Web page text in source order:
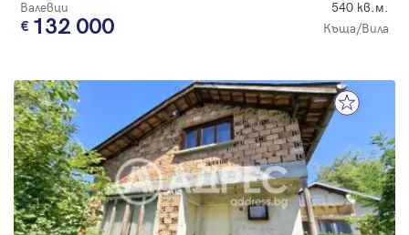
Валевци 540 кв.м.
132 000 Къща/Вила